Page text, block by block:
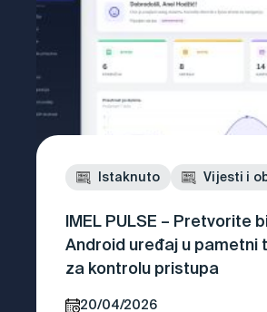
Istaknuto Vijesti i
IMEL PULSE – Pretvorite
Android uređaj u pametni
za kontrolu pristupa
20/04/2026